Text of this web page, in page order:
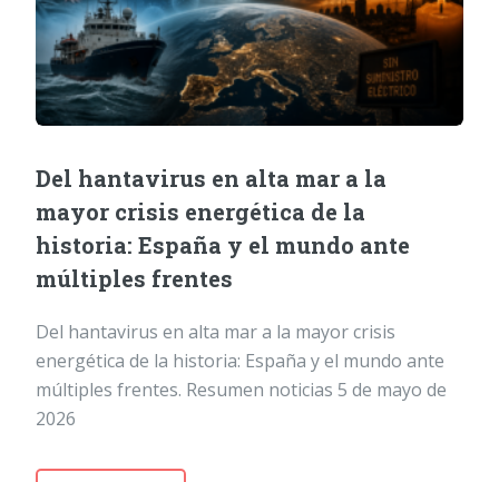
Del hantavirus en alta mar a la
mayor crisis energética de la
historia: España y el mundo ante
múltiples frentes
Del hantavirus en alta mar a la mayor crisis
energética de la historia: España y el mundo ante
múltiples frentes. Resumen noticias 5 de mayo de
2026